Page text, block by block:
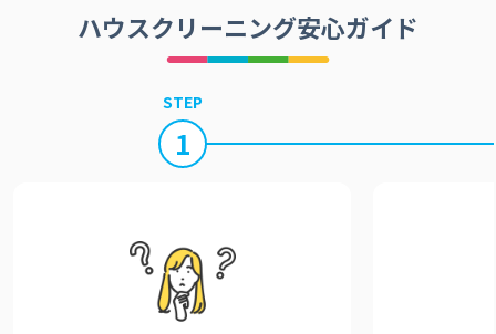
ハウスクリーニング安心ガイド
STEP
1